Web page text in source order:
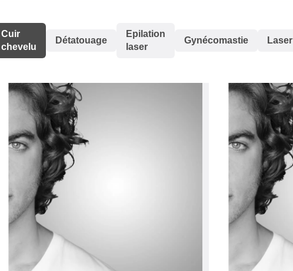
Cuir
chevelu
Détatouage
Epilation
laser
Gynécomastie Laser